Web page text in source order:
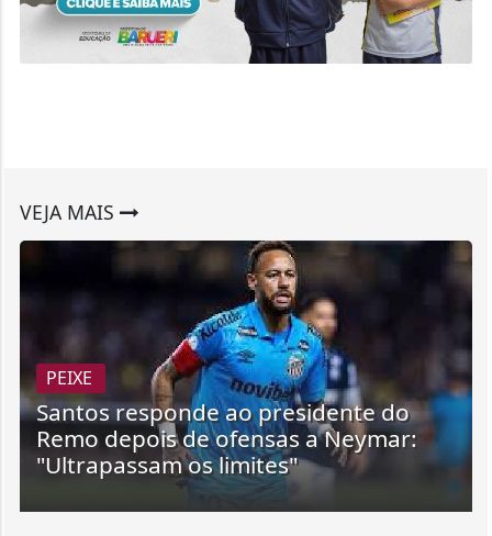
VEJA MAIS
PEIXE
Santos responde ao presidente do
Remo depois de ofensas a Neymar:
"Ultrapassam os limites"